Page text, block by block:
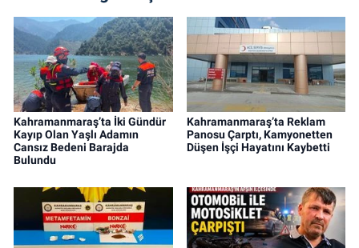
Kahramanmaraş’ta İki Gündür
Kayıp Olan Yaşlı Adamın
Cansız Bedeni Barajda
Bulundu
Kahramanmaraş’ta Reklam
Panosu Çarptı, Kamyonetten
Düşen İşçi Hayatını Kaybetti